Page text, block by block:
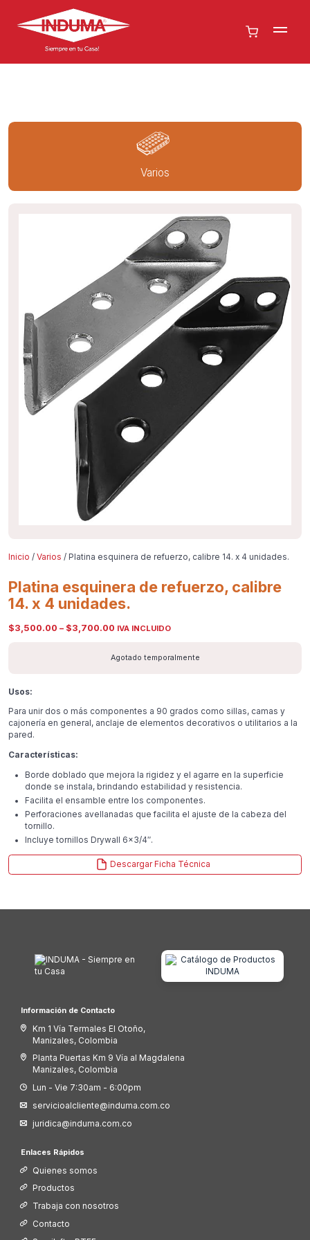
Varios
Inicio / Varios / Platina esquinera de refuerzo, calibre 14. x 4 unidades.
Platina esquinera de refuerzo, calibre
14. x 4 unidades.
$3,500.00 – $3,700.00P
c
e
:
0
0
.
0
0
r
u
g
,
0
IVA INCLUIDO
Agotado temporalmente
Usos:
Para unir dos o más componentes a 90 grados como sillas, camas y
cajonería en general, anclaje de elementos decorativos o utilitarios a la
pared.
Características:
Borde doblado que mejora la rigidez y el agarre en la superficie
donde se instala, brindando estabilidad y resistencia.
Facilita el ensamble entre los componentes.
Perforaciones avellanadas que facilita el ajuste de la cabeza del
tornillo.
Incluye tornillos Drywall 6×3/4″.
Descargar Ficha Técnica
Información de Contacto
Km 1 Vía Termales El Otoño,
Manizales, Colombia
Planta Puertas Km 9 Vía al Magdalena
Manizales, Colombia
Lun - Vie 7:30am - 6:00pm
servicioalcliente@induma.com.co
juridica@induma.com.co
Enlaces Rápidos
Quienes somos
Productos
Trabaja con nosotros
Contacto